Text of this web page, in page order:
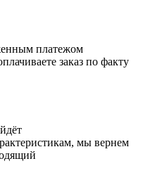
платежом
заказ по факту
мы вернем